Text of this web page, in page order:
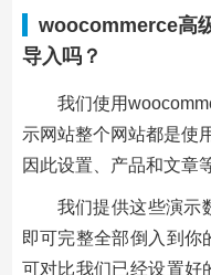
woocommerce高
导入吗？
我们使用
示网站整个网站都是使
因此设置、产品和文章
我们提供这些演示
即可完整全部倒入到你
可对比我们已经设置好